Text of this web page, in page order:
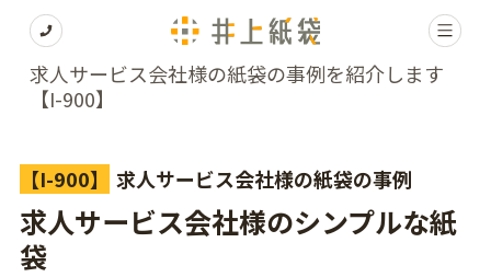
求人サービス会社様の紙袋の事例を紹介します
【I-900】
【I-900】 求人サービス会社様の紙袋の事例
求人サービス会社様のシンプルな紙
袋